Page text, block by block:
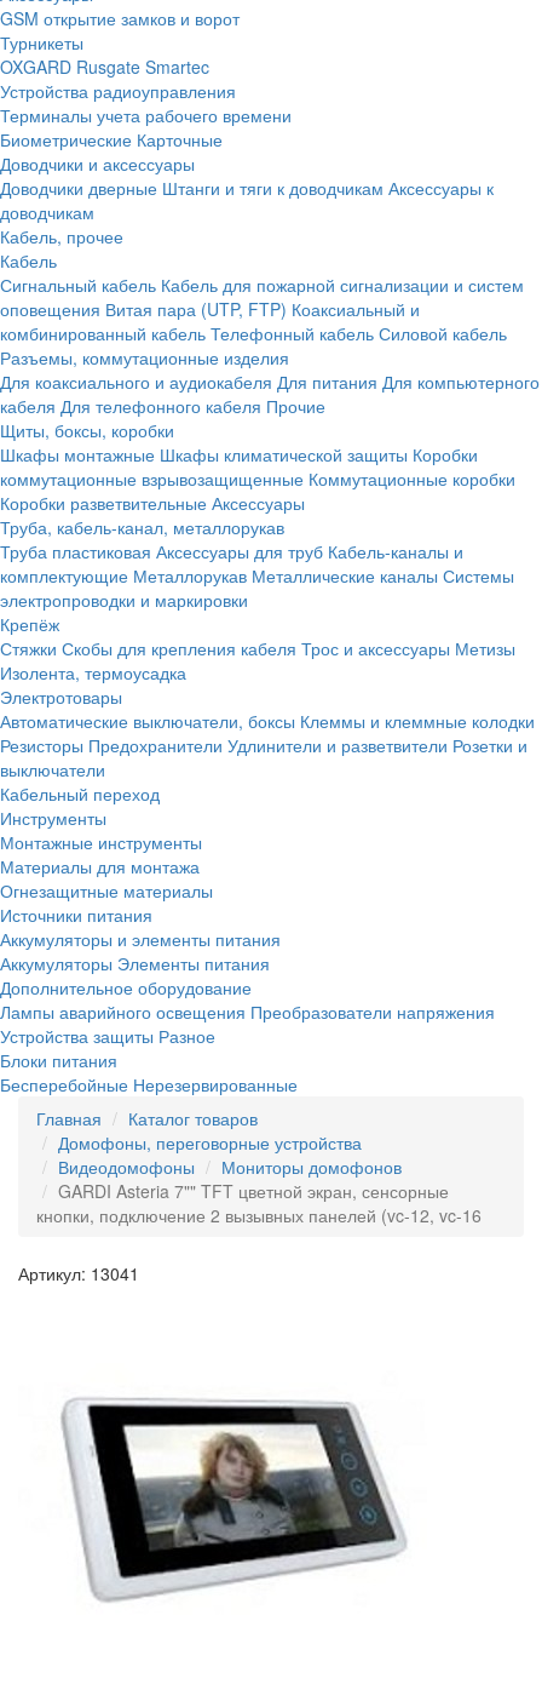
GSM открытие замков и ворот
Турникеты
OXGARD Rusgate Smartec
Устройства радиоуправления
Терминалы учета рабочего времени
Биометрические Карточные
Доводчики и аксессуары
Доводчики дверные Штанги и тяги к доводчикам Аксессуары к
доводчикам
Кабель, прочее
Кабель
Сигнальный кабель Кабель для пожарной сигнализации и систем
оповещения Витая пара (UTP, FTP) Коаксиальный и
комбинированный кабель Телефонный кабель Силовой кабель
Разъемы, коммутационные изделия
Для коаксиального и аудиокабеля Для питания Для компьютерного
кабеля Для телефонного кабеля Прочие
Щиты, боксы, коробки
Шкафы монтажные Шкафы климатической защиты Коробки
коммутационные взрывозащищенные Коммутационные коробки
Коробки разветвительные Аксессуары
Труба, кабель-канал, металлорукав
Труба пластиковая Аксессуары для труб Кабель-каналы и
комплектующие Металлорукав Металлические каналы Системы
электропроводки и маркировки
Крепёж
Стяжки Скобы для крепления кабеля Трос и аксессуары Метизы
Изолента, термоусадка
Электротовары
Автоматические выключатели, боксы Клеммы и клеммные колодки
Резисторы Предохранители Удлинители и разветвители Розетки и
выключатели
Кабельный переход
Инструменты
Монтажные инструменты
Материалы для монтажа
Огнезащитные материалы
Источники питания
Аккумуляторы и элементы питания
Аккумуляторы Элементы питания
Дополнительное оборудование
Лампы аварийного освещения Преобразователи напряжения
Устройства защиты Разное
Блоки питания
Бесперебойные Нерезервированные
Главная
Каталог товаров
Домофоны, переговорные устройства
Видеодомофоны
Мониторы домофонов
GARDI Asteria 7"" TFT цветной экран, сенсорные
кнопки, подключение 2 вызывных панелей (vc-12, vc-16
Артикул: 13041